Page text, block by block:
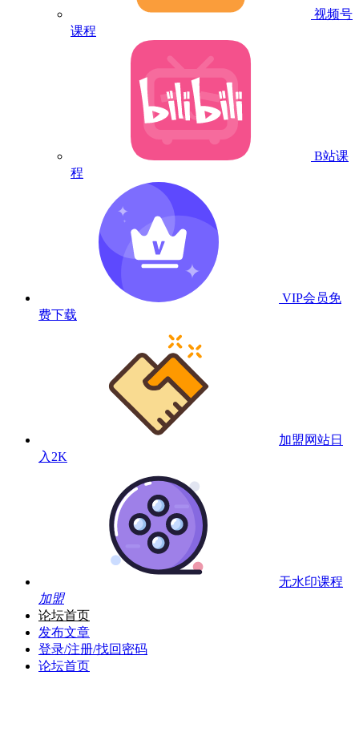
视频号
课程
B站课
程
VIP会员免
费下载
加盟网站日
入2K
无水印课程
加盟
论坛首页
发布文章
登录/注册/找回密码
论坛首页